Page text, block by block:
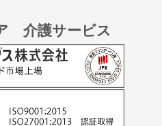
介護サービス